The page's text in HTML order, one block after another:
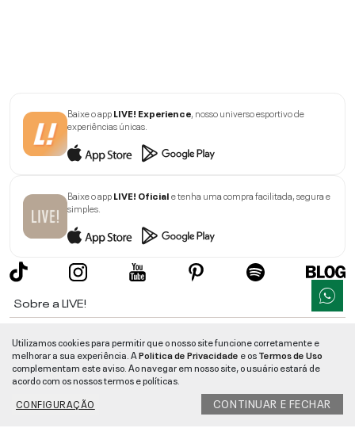
Baixe o appLIVE! Experience, nosso universo esportivo de
experiências únicas.
Baixe o appLIVE! Oficiale tenha uma compra facilitada, segura e
simples.
Sobre a LIVE!
Informações
Utilizamos cookies para permitir que o nosso site funcione corretamente e
melhorar a sua experiência. APolitica de Privacidade e osTermos de Uso
complementam este aviso. Ao navegar em nosso site, o usuário estará de
acordo com os nossos termos e políticas.
CONFIGURAÇÃO
CONTINUAR E FECHAR